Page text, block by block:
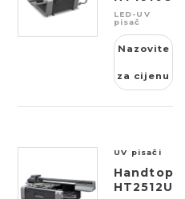
LED-UV
pisač
Nazovite
za cijenu
UV pisači
Handtop
HT2512UV